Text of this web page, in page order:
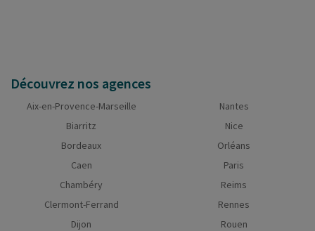
Découvrez nos agences
Aix-en-Provence-Marseille
Biarritz
Bordeaux
Caen
Chambéry
Clermont-Ferrand
Dijon
Nantes
Nice
Orléans
Paris
Reims
Rennes
Rouen